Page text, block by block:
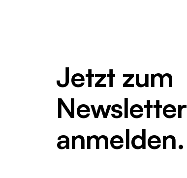
Jetzt zum
Newsletter
anmelden.